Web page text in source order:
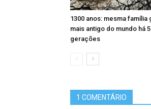
1300 anos: mesma família
mais antigo do mundo há
gerações
1 COMENTÁRIO